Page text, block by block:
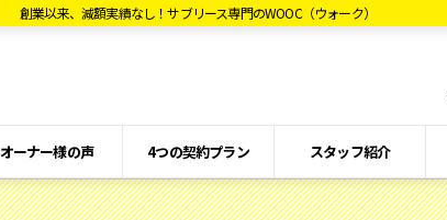
創業以来、減額実績なし！サブリース専門のWOOC（ウォーク）
オーナー様の声 4つの契約プラン スタッフ紹介